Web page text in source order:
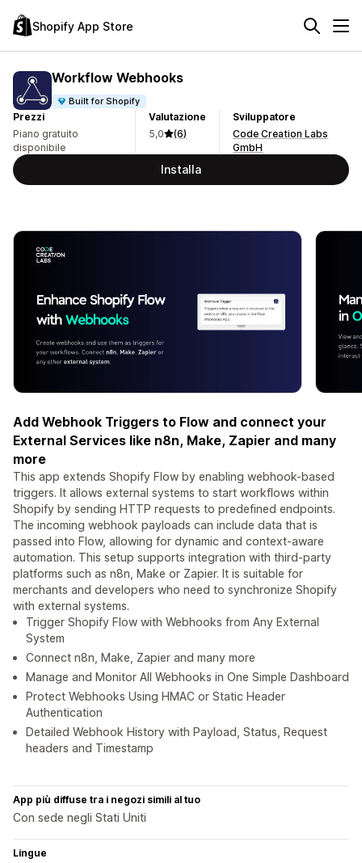
Shopify App Store
Workflow Webhooks
Built for Shopify
Prezzi
Piano gratuito
disponibile
Valutazione
5,0
(6)
Sviluppatore
Code Creation Labs
GmbH
Installa
Add Webhook Triggers to Flow and connect your
External Services like n8n, Make, Zapier and many
more
This app extends Shopify Flow by enabling webhook-based
triggers. It allows external systems to start workflows within
Shopify by sending HTTP requests to predefined endpoints.
The incoming webhook payloads can include data that is
passed into Flow, allowing for dynamic and context-aware
automation. This setup supports integration with third-party
platforms such as n8n, Make or Zapier. It is suitable for
merchants and developers who need to synchronize Shopify
with external systems.
Trigger Shopify Flow with Webhooks from Any External
System
Connect n8n, Make, Zapier and many more
Manage and Monitor All Webhooks in One Simple Dashboard
Protect Webhooks Using HMAC or Static Header
Authentication
Detailed Webhook History with Payload, Status, Request
headers and Timestamp
App più diffuse tra i negozi simili al tuo
Con sede negli Stati Uniti
Lingue